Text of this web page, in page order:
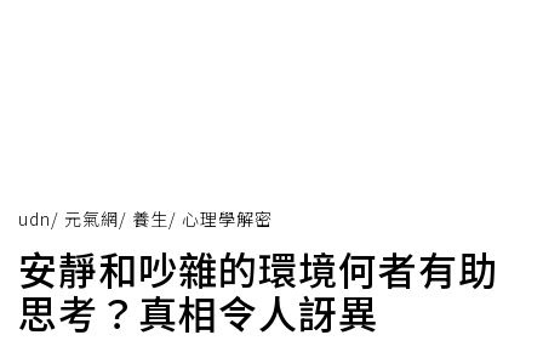
udn/ 元氣網/ 養生/ 心理學解密
安靜和吵雜的環境何者有助
思考？真相令人訝異